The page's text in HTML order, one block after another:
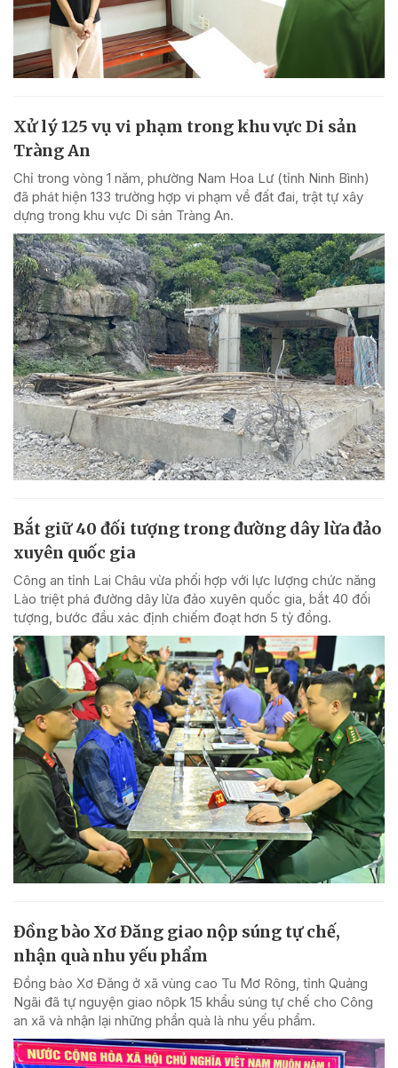
Xử lý 125 vụ vi phạm trong khu vực Di sản
Tràng An
Chỉ trong vòng 1 năm, phường Nam Hoa Lư (tỉnh Ninh Bình)
đã phát hiện 133 trường hợp vi phạm về đất đai, trật tự xây
dựng trong khu vực Di sản Tràng An.
Bắt giữ 40 đối tượng trong đường dây lừa đảo
xuyên quốc gia
Công an tỉnh Lai Châu vừa phối hợp với lực lượng chức năng
Lào triệt phá đường dây lừa đảo xuyên quốc gia, bắt 40 đối
tượng, bước đầu xác định chiếm đoạt hơn 5 tỷ đồng.
Đồng bào Xơ Đăng giao nộp súng tự chế,
nhận quà nhu yếu phẩm
Đồng bào Xơ Đăng ở xã vùng cao Tu Mơ Rông, tỉnh Quảng
Ngãi đã tự nguyện giao nôpk 15 khẩu súng tự chế cho Công
an xã và nhận lại những phần quà là nhu yếu phẩm.